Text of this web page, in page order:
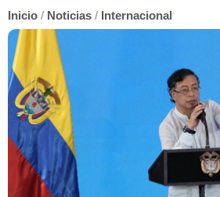
Inicio / Noticias / Internacional